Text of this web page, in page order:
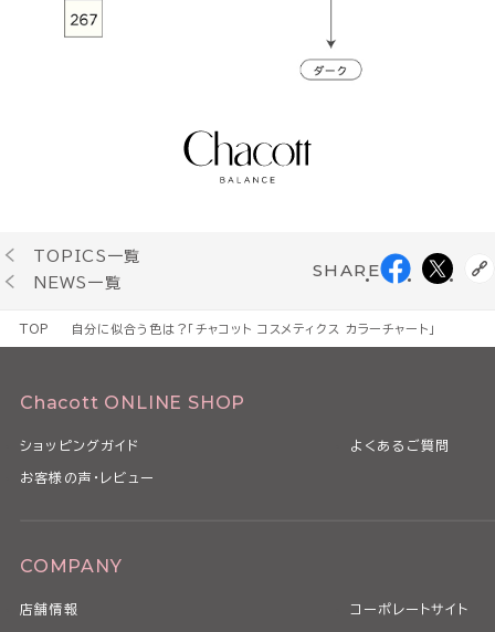
TOPICS一覧
NEWS一覧
SHARE
TOP 自分に似合う色は？「チャコット コスメティクス カラーチャート」
Chacott ONLINE SHOP
ショッピングガイド よくあるご質問
お客様の声・レビュー
COMPANY
店舗情報 コーポレートサイト